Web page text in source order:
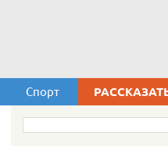
Спорт